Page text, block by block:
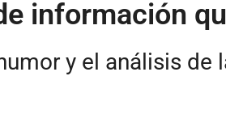
información
y el análisis